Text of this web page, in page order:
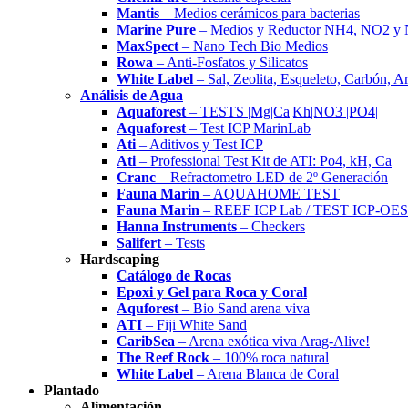
Mantis – Medios cerámicos para bacterias
Marine Pure – Medios y Reductor NH4, NO2 y
MaxSpect – Nano Tech Bio Medios
Rowa – Anti-Fosfatos y Silicatos
White Label – Sal, Zeolita, Esqueleto, Carbón,
Análisis de Agua
Aquaforest – TESTS |Mg|Ca|Kh|NO3 |PO4|
Aquaforest – Test ICP MarinLab
Ati – Aditivos y Test ICP
Ati – Professional Test Kit de ATI: Po4, kH, Ca
Cranc – Refractometro LED de 2º Generación
Fauna Marin – AQUAHOME TEST
Fauna Marin – REEF ICP Lab / TEST ICP-OES
Hanna Instruments – Checkers
Salifert – Tests
Hardscaping
Catálogo de Rocas
Epoxi y Gel para Roca y Coral
Aquforest – Bio Sand arena viva
ATI – Fiji White Sand
CaribSea – Arena exótica viva Arag-Alive!
The Reef Rock – 100% roca natural
White Label – Arena Blanca de Coral
Plantado